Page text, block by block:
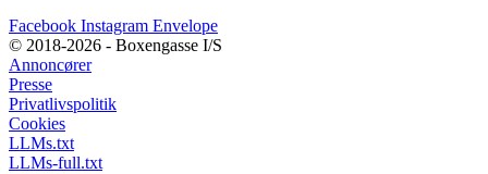
Facebook Instagram Envelope
© 2018-2026 - Boxengasse I/S
Annoncører
Presse
Privatlivspolitik
Cookies
LLMs.txt
LLMs-full.txt